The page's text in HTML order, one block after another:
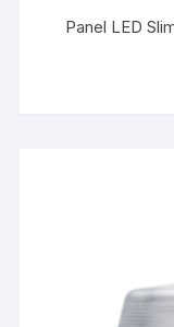
Panel LED